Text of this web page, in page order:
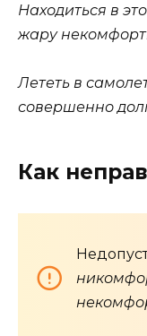
Находиться в
жару
Лететь в
совершенно
Как